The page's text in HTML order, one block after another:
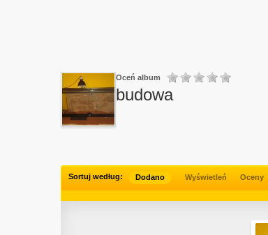
Oceń album
budowa
Sortuj według: Dodano Wyświetleń Oceny